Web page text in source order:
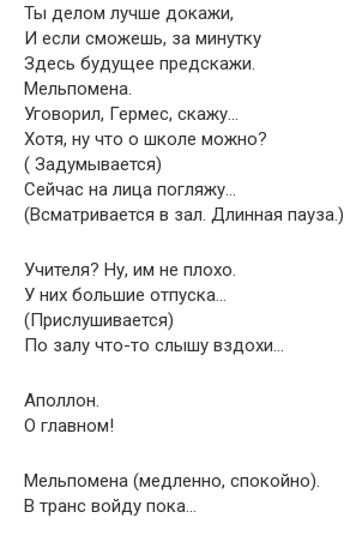
Ты делом лучше докажи,
И если сможешь, за минутку
Здесь будущее предскажи.
Мельпомена.
Уговорил, Гермес, скажу…
Хотя, ну что о школе можно?
( Задумывается)
Сейчас на лица погляжу…
(Всматривается в зал. Длинная пауза.)
Учителя? Ну, им не плохо.
У них большие отпуска…
(Прислушивается)
По залу что-то слышу вздохи…
Аполлон.
О главном!
Мельпомена (медленно, спокойно).
В транс войду пока…